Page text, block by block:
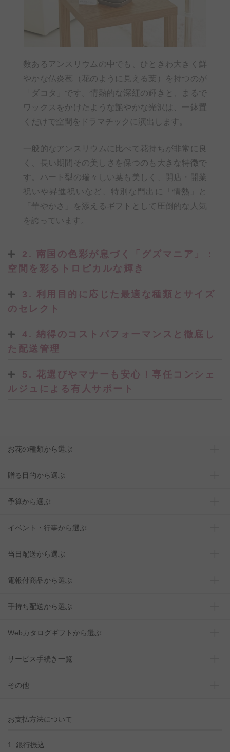
数あるアンスリウムの中でも、ひときわ大きく鮮
やかな仏炎苞（花のように見える葉）を持つのが
「ダコタ」です。情熱的な深紅の輝きと、まるで
ワックスをかけたような艶やかな光沢は、一鉢置
くだけで空間をドラマチックに演出します。
一般的なアンスリウムに比べて花持ちが非常に良
く、長い期間その美しさを保つのも大きな特徴で
す。ハート型の瑞々しい葉も美しく、開店・開業
祝いや昇進祝いなど、特別な門出に「情熱」と
「華やかさ」を添えるギフトとして圧倒的な人気
を誇っています。
2. 南国の色彩が息づく「グズマニア」：
空間を彩るトロピカルな輝き
3. 利用目的に応じた最適な種類とサイズ
のセレクト
4. 納得のコストパフォーマンスと徹底し
た配送管理
5. 花選びやマナーも安心！専任コンシェ
ルジュによる有人サポート
お花の種類から選ぶ
贈る目的から選ぶ
予算から選ぶ
イベント・行事から選ぶ
当日配送から選ぶ
電報付商品から選ぶ
手持ち配送から選ぶ
Webカタログギフトから選ぶ
サービス手続き一覧
その他
お支払方法について
1. 銀行振込